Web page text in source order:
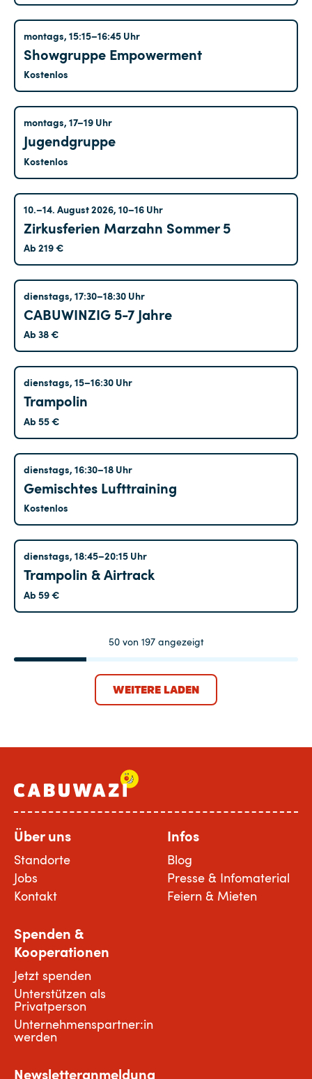
montags, 15:15–16:45 Uhr
Showgruppe Empowerment
Kostenlos
montags, 17–19 Uhr
Jugendgruppe
Kostenlos
10.–14. August 2026, 10–16 Uhr
Zirkusferien Marzahn Sommer 5
Ab 219 €
dienstags, 17:30–18:30 Uhr
CABUWINZIG 5-7 Jahre
Ab 38 €
dienstags, 15–16:30 Uhr
Trampolin
Ab 55 €
dienstags, 16:30–18 Uhr
Gemischtes Lufttraining
Kostenlos
dienstags, 18:45–20:15 Uhr
Trampolin & Airtrack
Ab 59 €
50 von 197 angezeigt
WEITERE LADEN
Über uns
Standorte
Jobs
Kontakt
Infos
Blog
Presse & Infomaterial
Feiern & Mieten
Spenden &
Kooperationen
Jetzt spenden
Unterstützen als
Privatperson
Unternehmenspartner:in
werden
Newsletteranmeldung